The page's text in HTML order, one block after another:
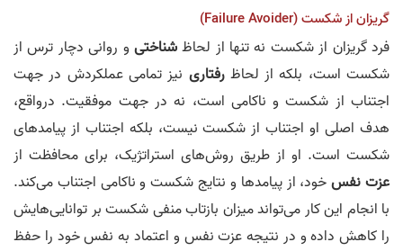
گریزان از شکست (Failure Avoider)
فرد گریزان از شکست نه تنها از لحاظشناختی و روانی دچار ترس از
شکست است، بلکه از لحاظرفتاری نیز تمامی عملکرد‌ش در جهت
اجتناب از شکست و ناکامی است، نه در جهت موفقیت. درواقع،
هدف اصلی او اجتناب از شکست نیست، بلکه اجتناب از پیامدهای
شکست است. او از طریق روش‌های استراتژیک، برای محافظت از
عزت نفسخود، از پیامد‌ها و نتایج شکست و ناکامی اجتناب می‌کند.
با انجام این کار می‌تواند میزان بازتاب منفی شکست بر توانایی‌هایش
را کاهش داده و در نتیجه عزت نفس و اعتماد به نفس خود را حفظ